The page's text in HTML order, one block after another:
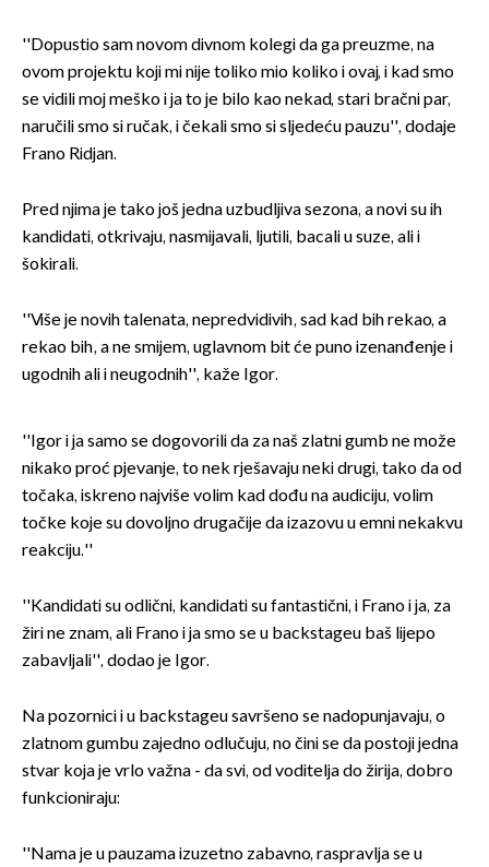
''Dopustio sam novom divnom kolegi da ga preuzme, na
ovom projektu koji mi nije toliko mio koliko i ovaj, i kad smo
se vidili moj meško i ja to je bilo kao nekad, stari bračni par,
naručili smo si ručak, i čekali smo si sljedeću pauzu'', dodaje
Frano Ridjan.
Pred njima je tako još jedna uzbudljiva sezona, a novi su ih
kandidati, otkrivaju, nasmijavali, ljutili, bacali u suze, ali i
šokirali.
''Više je novih talenata, nepredvidivih, sad kad bih rekao, a
rekao bih, a ne smijem, uglavnom bit će puno izenanđenje i
ugodnih ali i neugodnih'', kaže Igor.
''Igor i ja samo se dogovorili da za naš zlatni gumb ne može
nikako proć pjevanje, to nek rješavaju neki drugi, tako da od
točaka, iskreno najviše volim kad dođu na audiciju, volim
točke koje su dovoljno drugačije da izazovu u emni nekakvu
reakciju.''
''Kandidati su odlični, kandidati su fantastični, i Frano i ja, za
žiri ne znam, ali Frano i ja smo se u backstageu baš lijepo
zabavljali'', dodao je Igor.
Na pozornici i u backstageu savršeno se nadopunjavaju, o
zlatnom gumbu zajedno odlučuju, no čini se da postoji jedna
stvar koja je vrlo važna - da svi, od voditelja do žirija, dobro
funkcioniraju:
''Nama je u pauzama izuzetno zabavno, raspravlja se u